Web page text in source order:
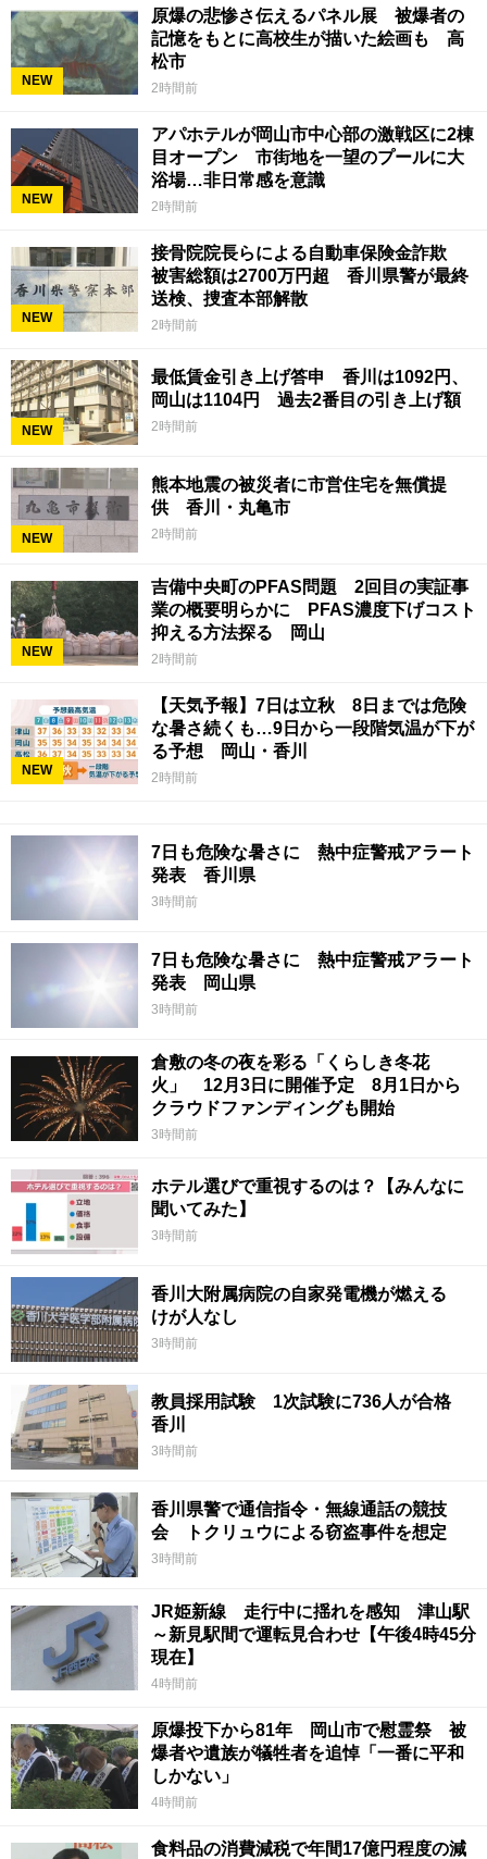
NEW
原爆の悲惨さ伝えるパネル展 被爆者の
記憶をもとに高校生が描いた絵画も 高
松市
2時間前
NEW
アパホテルが岡山市中心部の激戦区に2棟
目オープン 市街地を一望のプールに大
浴場…非日常感を意識
2時間前
NEW
接骨院院長らによる自動車保険金詐欺
被害総額は2700万円超 香川県警が最終
送検、捜査本部解散
2時間前
NEW
最低賃金引き上げ答申 香川は1092円、
岡山は1104円 過去2番目の引き上げ額
2時間前
NEW
熊本地震の被災者に市営住宅を無償提
供 香川・丸亀市
2時間前
NEW
吉備中央町のPFAS問題 2回目の実証事
業の概要明らかに PFAS濃度下げコスト
抑える方法探る 岡山
2時間前
NEW
【天気予報】7日は立秋 8日までは危険
な暑さ続くも…9日から一段階気温が下が
る予想 岡山・香川
2時間前
7日も危険な暑さに 熱中症警戒アラート
発表 香川県
3時間前
7日も危険な暑さに 熱中症警戒アラート
発表 岡山県
3時間前
倉敷の冬の夜を彩る「くらしき冬花
火」 12月3日に開催予定 8月1日から
クラウドファンディングも開始
3時間前
ホテル選びで重視するのは？【みんなに
聞いてみた】
3時間前
香川大附属病院の自家発電機が燃える
けが人なし
3時間前
教員採用試験 1次試験に736人が合格
香川
3時間前
香川県警で通信指令・無線通話の競技
会 トクリュウによる窃盗事件を想定
3時間前
JR姫新線 走行中に揺れを感知 津山駅
～新見駅間で運転見合わせ【午後4時45分
現在】
4時間前
原爆投下から81年 岡山市で慰霊祭 被
爆者や遺族が犠牲者を追悼「一番に平和
しかない」
4時間前
食料品の消費減税で年間17億円程度の減